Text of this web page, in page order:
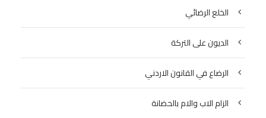
الخلع الرضائي
الديون على التركة
الرضاع في القانون الاردني
الزام الاب والام بالحضانة